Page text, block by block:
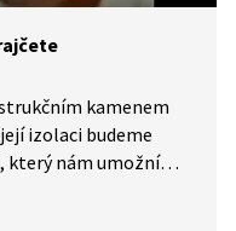
kamenem
izolaci budeme
který nám umožní